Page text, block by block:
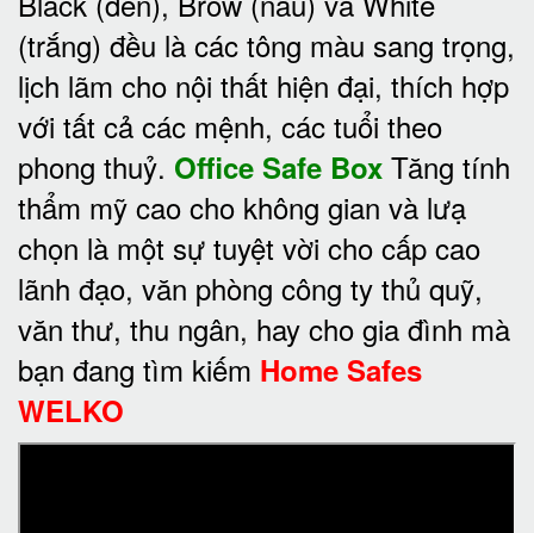
(trắng) đều là các tông màu sang trọng,
lịch lãm cho nội thất hiện đại, thích hợp
với tất cả các mệnh, các tuổi theo
phong thuỷ. Office Safe Box Tăng tính
thẩm mỹ cao cho không gian và lưạ
chọn là một sự tuyệt vời cho cấp cao
lãnh đạo, văn phòng công ty thủ quỹ,
văn thư, thu ngân, hay cho gia đình mà
bạn đang tìm kiếm Home Safes
WELKO